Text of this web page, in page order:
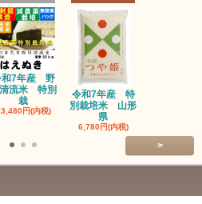
和7年産 野
流米 特別
栽
円(内税)
令和7年産 特
別栽培米 山形
県
6,780円(内税)
>